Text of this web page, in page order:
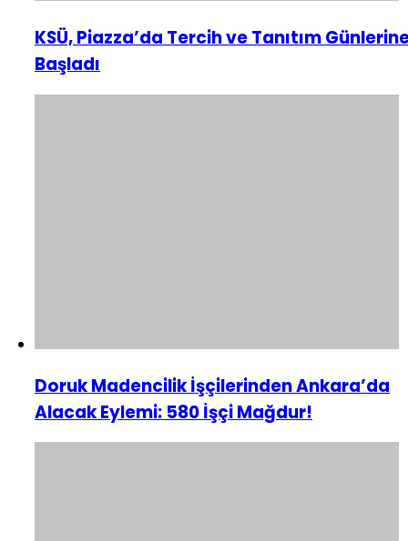
KSÜ, Piazza’da Tercih ve Tanıtım
Başladı
Doruk Madencilik İşçilerinden Ankara’da
Alacak Eylemi: 580 İşçi Mağdur!